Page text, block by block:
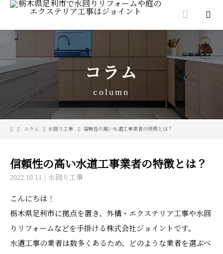
コラム
column
コラム 水回り工事 信頼性の高い水道工事業者の特徴とは？
信頼性の高い水道工事業者の特徴とは？
2022.10.11 水回り工事
こんにちは！
栃木県足利市に拠点を置き、外構・エクステリア工事や水回
りリフォームなどを手掛ける株式会社ジョイントです。
水道工事の業者は数多くあるため、どのような業者を選ぶべ